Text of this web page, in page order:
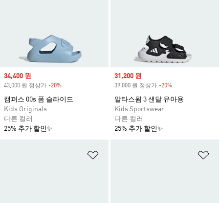
Sale price
34,400 원
43,000 원 정상가 -20%
캠퍼스 00s 폼 슬라이드
Kids Originals
다른 컬러
25% 추가 할인✨
Sale price
31,200 원
39,000 원 정상가 -20%
알타스윔 3 샌달 유아용
Kids Sportswear
다른 컬러
25% 추가 할인✨